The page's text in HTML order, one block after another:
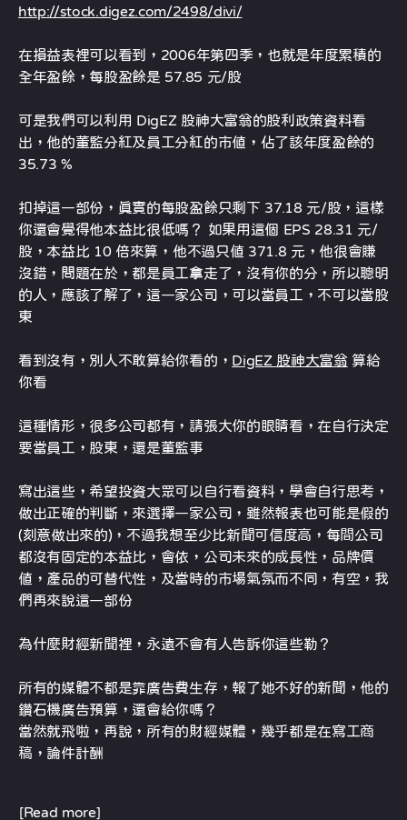
http://stock.digez.com/2498/divi/
在損益表裡可以看到，2006年第四季，也就是年度累積的
全年盈餘，每股盈餘是 57.85 元/股
可是我們可以利用 DigEZ 股神大富翁的股利政策資料看
出，他的董監分紅及員工分紅的市值，佔了該年度盈餘的
35.73 %
扣掉這一部份，真實的每股盈餘只剩下 37.18 元/股，這樣
你還會覺得他本益比很低嗎？ 如果用這個 EPS 28.31 元/
股，本益比 10 倍來算，他不過只值 371.8 元，他很會賺
沒錯，問題在於，都是員工拿走了，沒有你的分，所以聰明
的人，應該了解了，這一家公司，可以當員工，不可以當股
東
看到沒有，別人不敢算給你看的， DigEZ 股神大富翁 算給
你看
這種情形，很多公司都有，請張大你的眼睛看，在自行決定
要當員工，股東，還是董監事
寫出這些，希望投資大眾可以自行看資料，學會自行思考，
做出正確的判斷，來選擇一家公司，雖然報表也可能是假的
(刻意做出來的)，不過我想至少比新聞可信度高，每間公司
都沒有固定的本益比，會依，公司未來的成長性，品牌價
值，產品的可替代性，及當時的市場氣氛而不同，有空，我
們再來說這一部份
為什麼財經新聞裡，永遠不會有人告訴你這些勒？
所有的媒體不都是靠廣告費生存，報了她不好的新聞，他的
鑽石機廣告預算，還會給你嗎？
當然就飛啦，再說，所有的財經媒體，幾乎都是在寫工商
稿，論件計酬
[Read more]